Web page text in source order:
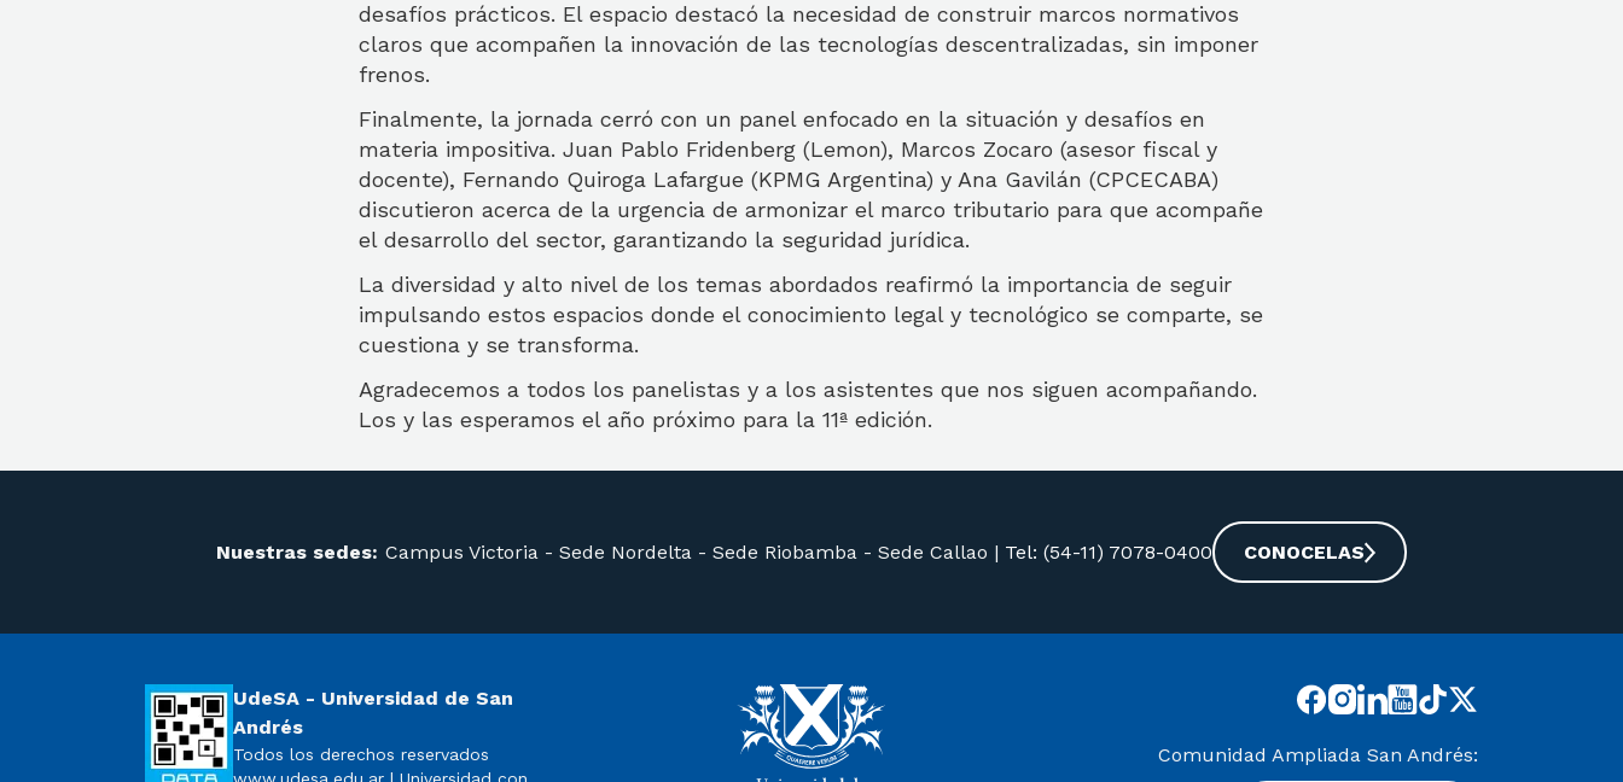
desafíos prácticos. El espacio destacó la necesidad de construir marcos normativos
claros que acompañen la innovación de las tecnologías descentralizadas, sin imponer
frenos.
Finalmente, la jornada cerró con un panel enfocado en la situación y desafíos en
materia impositiva. Juan Pablo Fridenberg (Lemon), Marcos Zocaro (asesor fiscal y
docente), Fernando Quiroga Lafargue (KPMG Argentina) y Ana Gavilán (CPCECABA)
discutieron acerca de la urgencia de armonizar el marco tributario para que acompañe
el desarrollo del sector, garantizando la seguridad jurídica.
La diversidad y alto nivel de los temas abordados reafirmó la importancia de seguir
impulsando estos espacios donde el conocimiento legal y tecnológico se comparte, se
cuestiona y se transforma.
Agradecemos a todos los panelistas y a los asistentes que nos siguen acompañando.
Los y las esperamos el año próximo para la 11ª edición.
Nuestras sedes: Campus Victoria - Sede Nordelta - Sede Riobamba - Sede Callao | Tel: (54-11) 7078-0400 CONOCELAS
UdeSA - Universidad de San
Andrés
Todos los derechos reservados
Comunidad Ampliada San Andrés: